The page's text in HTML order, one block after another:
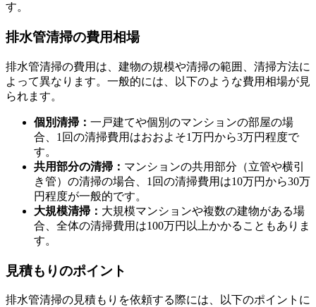
セルフケアによる排水管清掃
す。
排水管清掃の費用相場
排水管清掃の費用は、建物の規模や清掃の範囲、清掃方法に
よって異なります。一般的には、以下のような費用相場が見
られます。
個別清掃： 一戸建てや個別のマンションの部屋の場
合、1回の清掃費用はおおよそ1万円から3万円程度で
す。
共用部分の清掃： マンションの共用部分（立管や横引
き管）の清掃の場合、1回の清掃費用は10万円から30万
円程度が一般的です。
大規模清掃： 大規模マンションや複数の建物がある場
合、全体の清掃費用は100万円以上かかることもありま
す。
見積もりのポイント
排水管清掃の見積もりを依頼する際には、以下のポイントに